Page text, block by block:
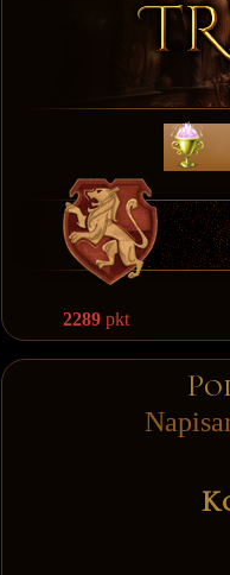
2289pkt